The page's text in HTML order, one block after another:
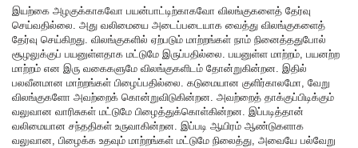
இயற்கை அழகுக்காகவோ பயன்பாட்டிற்காகவோ விலங்குகளைத் தேர்வு
செய்வதில்லை. அது வலிமையை அடைப்படையாக வைத்து விலங்குகளைத்
தேர்வு செய்கிறது. விலங்குகளில் ஏற்படும் மாற்றங்கள் நாம் நினைத்ததுபோல்
சூழலுக்குப் பயனுள்ளதாக மட்டுமே இருப்பதில்லை. பயனுள்ள மாற்றம், பயனற்ற
மாற்றம் என இரு வகைகளுமே விலங்குகளிடம் தோன்றுகின்றன. இதில்
பலவீனமான மாற்றங்கள் பிழைப்பதில்லை. கடுமையான குளிர்காலமோ, வேறு
விலங்குகளோ அவற்றைக் கொன்றுவிடுகின்றன. அவற்றைத் தாக்குப்பிடிக்கும்
வலுவான வாரிசுகள் மட்டுமே பிழைத்துக்கொள்கின்றன. இப்படித்தான்
வலிமையான சந்ததிகள் உருவாகின்றன. இப்படி ஆயிரம் ஆண்டுகளாக
வலுவான, பிழைக்க உதவும் மாற்றங்கள் மட்டுமே நிலைத்து, அவையே பல்வேறு